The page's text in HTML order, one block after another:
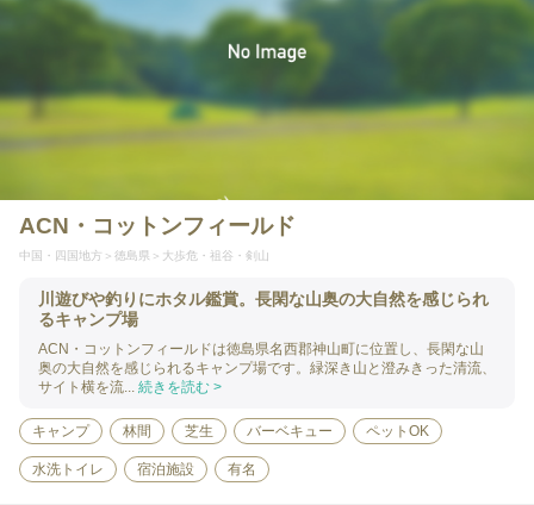
ACN・コットンフィールド
中国・四国地方 徳島県 大歩危・祖谷・剣山
川遊びや釣りにホタル鑑賞。長閑な山奥の大自然を感じられ
るキャンプ場
ACN・コットンフィールドは徳島県名西郡神山町に位置し、長閑な山
奥の大自然を感じられるキャンプ場です。緑深き山と澄みきった清流、
サイト横を流... 続きを読む >
キャンプ 林間 芝生 バーベキュー ペットOK
水洗トイレ 宿泊施設 有名